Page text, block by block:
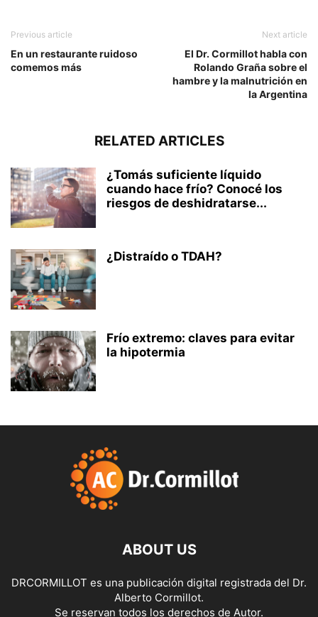
Previous article
En un restaurante ruidoso
comemos más
Next article
El Dr. Cormillot habla con
Rolando Graña sobre el
hambre y la malnutrición en
la Argentina
RELATED ARTICLES
¿Tomás suficiente líquido
cuando hace frío? Conocé los
riesgos de deshidratarse...
¿Distraído o TDAH?
Frío extremo: claves para evitar
la hipotermia
ABOUT US
DRCORMILLOT es una publicación digital registrada del Dr.
Alberto Cormillot.
Se reservan todos los derechos de Autor.